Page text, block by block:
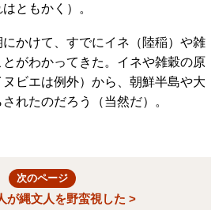
ともかく）。
かけて、すでにイネ（陸稲）や雑
がわかってきた。イネや雑穀の原
ビエは例外）から、朝鮮半島や大
れたのだろう（当然だ）。
次のページ
が縄文人を野蛮視した >